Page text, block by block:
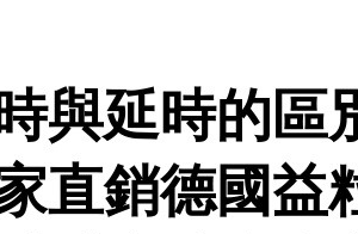
與延時的區
直銷德國益